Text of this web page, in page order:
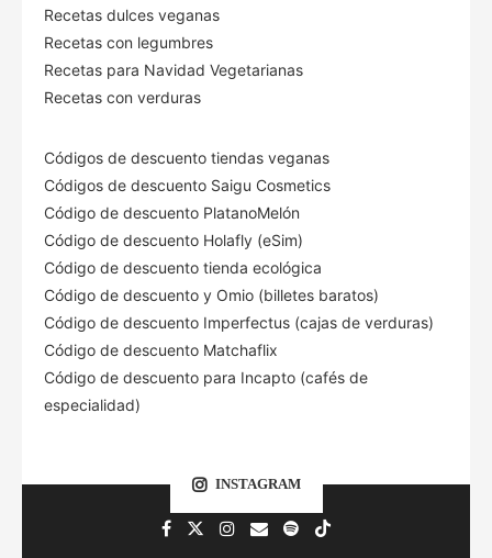
Recetas dulces veganas
Recetas con legumbres
Recetas para Navidad Vegetarianas
Recetas con verduras
Códigos de descuento tiendas veganas
Códigos de descuento Saigu Cosmetics
Código de descuento PlatanoMelón
Código de descuento Holafly (eSim)
Código de descuento tienda ecológica
Código de descuento y Omio (billetes baratos)
Código de descuento Imperfectus (cajas de verduras)
Código de descuento Matchaflix
Código de descuento para Incapto (cafés de
especialidad)
INSTAGRAM